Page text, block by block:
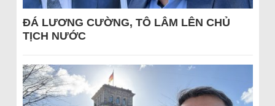
ĐÁ LƯƠNG CƯỜNG, TÔ LÂM LÊN CHỦ
TỊCH NƯỚC